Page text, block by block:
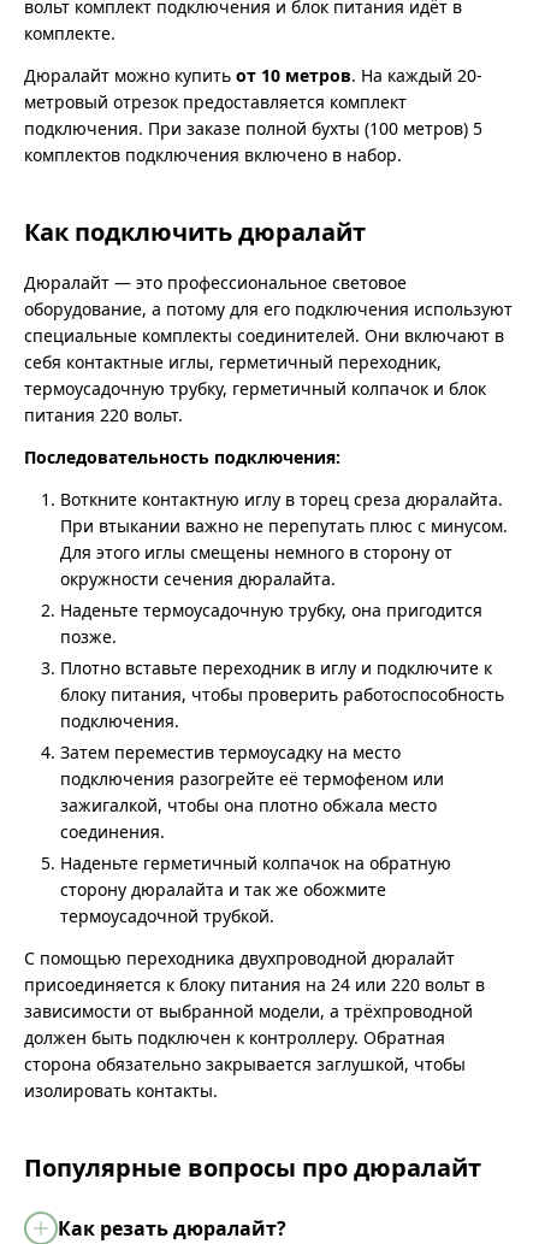
вольт комплект подключения и блок питания идёт в
комплекте.
Дюралайт можно купить от 10 метров. На каждый 20-
метровый отрезок предоставляется комплект
подключения. При заказе полной бухты (100 метров) 5
комплектов подключения включено в набор.
Как подключить дюралайт
Дюралайт — это профессиональное световое
оборудование, а потому для его подключения используют
специальные комплекты соединителей. Они включают в
себя контактные иглы, герметичный переходник,
термоусадочную трубку, герметичный колпачок и блок
питания 220 вольт.
Последовательность подключения:
Воткните контактную иглу в торец среза дюралайта.
При втыкании важно не перепутать плюс с минусом.
Для этого иглы смещены немного в сторону от
окружности сечения дюралайта.
Наденьте термоусадочную трубку, она пригодится
позже.
Плотно вставьте переходник в иглу и подключите к
блоку питания, чтобы проверить работоспособность
подключения.
Затем переместив термоусадку на место
подключения разогрейте её термофеном или
зажигалкой, чтобы она плотно обжала место
соединения.
Наденьте герметичный колпачок на обратную
сторону дюралайта и так же обожмите
термоусадочной трубкой.
С помощью переходника двухпроводной дюралайт
присоединяется к блоку питания на 24 или 220 вольт в
зависимости от выбранной модели, а трёхпроводной
должен быть подключен к контроллеру. Обратная
сторона обязательно закрывается заглушкой, чтобы
изолировать контакты.
Популярные вопросы про дюралайт
Как резать дюралайт?